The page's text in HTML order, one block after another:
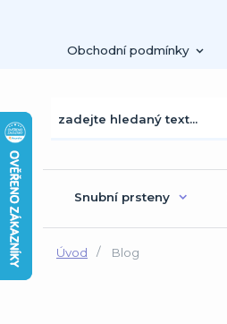
Obchodní podmínky
Snubní prsteny
Úvod Blog